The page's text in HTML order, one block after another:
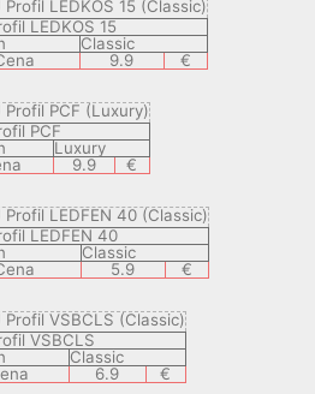
LEDKOS 15
Classic
9.9 €
PCF
Luxury
9.9 €
LEDFEN 40
Classic
5.9 €
VSBCLS
Classic
6.9 €